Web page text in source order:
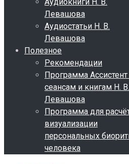
Левашова
Аудиостатьи Н. В.
Левашова
Полезное
Рекомендации
Программа Ассистент
сеансам и книгам Н. В.
Левашова
Программа для
визуализации
персональных
человека